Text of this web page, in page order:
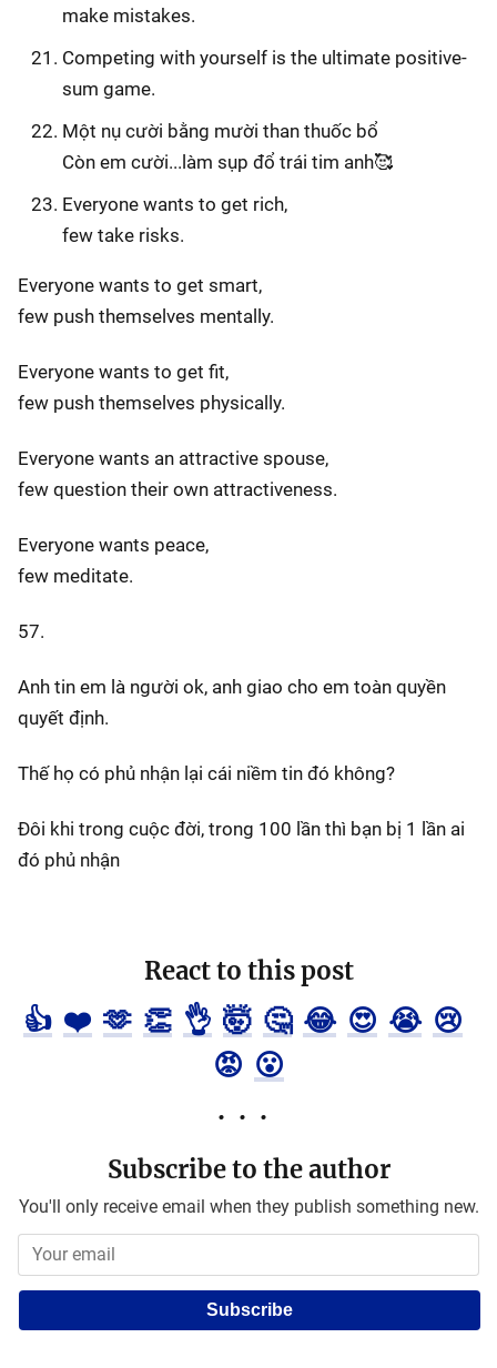
make mistakes.
Competing with yourself is the ultimate positive-
sum game.
Một nụ cười bằng mười than thuốc bổ
Còn em cười...làm sụp đổ trái tim anh🥰
Everyone wants to get rich,
few take risks.
Everyone wants to get smart,
few push themselves mentally.
Everyone wants to get fit,
few push themselves physically.
Everyone wants an attractive spouse,
few question their own attractiveness.
Everyone wants peace,
few meditate.
57.
Anh tin em là người ok, anh giao cho em toàn quyền
quyết định.
Thế họ có phủ nhận lại cái niềm tin đó không?
Đôi khi trong cuộc đời, trong 100 lần thì bạn bị 1 lần ai
đó phủ nhận
React to this post
👍 ❤️ 🫶 👏 👌 🤯 🤔 😂 😍 😭 😢
😡 😮
Subscribe to the author
You'll only receive email when they publish something new.
Subscribe